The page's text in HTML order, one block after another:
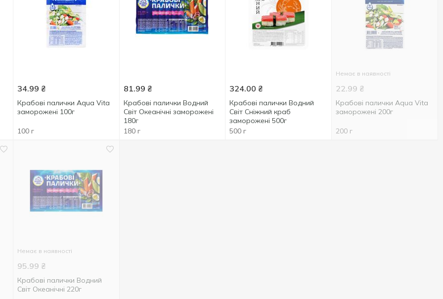
34.99 ₴
Крабові палички Aqua Vita
заморожені 100г
100 г
81.99 ₴
Крабові палички Водний
Світ Океанічні заморожені
180г
180 г
324.00 ₴
Крабові палички Водний
Світ Сніжний краб
заморожені 500г
500 г
Немає в наявності
22.99 ₴
Крабові палички Aqua Vita
заморожені 200г
200 г
Немає в наявності
95.99 ₴
Крабові палички Водний
Світ Океанічні 220г